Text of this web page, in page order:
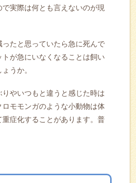
実際は何とも言えないのが現
たと思っていたら急に死んで
が急にいなくなることは飼い
うか。
やいつもと違うと感じた時は
モモンガのような小動物は体
症化することがあります。普